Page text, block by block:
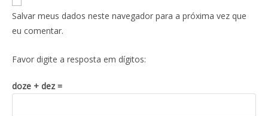
Salvar meus dados neste navegador para a próxima vez que
eu comentar.
Favor digite a resposta em dígitos:
doze + dez =